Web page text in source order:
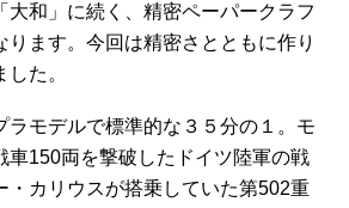
大和」に続く、精密ペーパークラフ
ります。今回は精密さとともに作り
た。
ラモデルで標準的な３５分の１。モ
車150両を撃破したドイツ陸軍の戦
・カリウスが搭乗していた第502重